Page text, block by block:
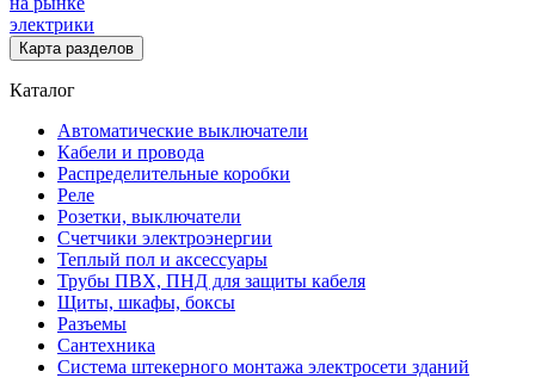
электрики
Карта разделов
Каталог
Автоматические выключатели
Кабели и провода
Распределительные коробки
Реле
Розетки, выключатели
Счетчики электроэнергии
Теплый пол и аксессуары
Трубы ПВХ, ПНД для защиты кабеля
Щиты, шкафы, боксы
Разъемы
Сантехника
Система штекерного монтажа электросети зданий